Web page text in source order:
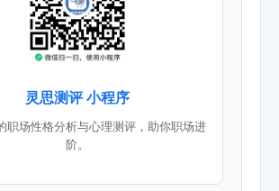
灵思测评 小程序
职场性格分析与心理测评，助你职场进
阶。